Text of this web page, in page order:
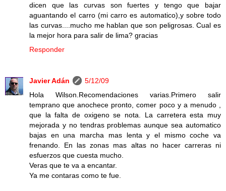
dicen que las curvas son fuertes y tengo que bajar
aguantando el carro (mi carro es automatico),y sobre todo
las curvas....mucho me hablan que son peligrosas. Cual es
la mejor hora para salir de lima? gracias
Responder
Javier Adán
5/12/09
Hola Wilson.Recomendaciones varias.Primero salir
temprano que anochece pronto, comer poco y a menudo ,
que la falta de oxigeno se nota. La carretera esta muy
mejorada y no tendras problemas aunque sea automatico
bajas en una marcha mas lenta y el mismo coche va
frenando. En las zonas mas altas no hacer carreras ni
esfuerzos que cuesta mucho.
Veras que te va a encantar.
Ya me contaras como te fue.